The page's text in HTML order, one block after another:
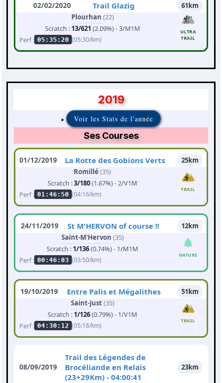
02/02/2020 Trail Glazig
61km
Plourhan (22)
Scratch : 13/621 (2.09%) - 3/M1M
Perf : 05:35:20 (05:30/km)
ULTRA
TRAIL
2019
Voir les Stats de l'année
Ses Courses
01/12/2019 La Rotte des Gobions Verts
25km
Romillé (35)
Scratch :3/180(1.67%) - 2/V1M
Perf : 01:46:50 (04:16/km)
TRAIL
24/11/2019 St M'HERVON of course !!
12km
Saint-M'Hervon (35)
Scratch : 1/136(0.74%) - 1/M1M
Perf : 00:46:03 (03:50/km)
NATURE
19/10/2019 Entre Palis et Mégalithes
51km
Saint-Just(35)
Scratch : 1/126(0.79%) - 1/V1M
Perf : 04:30:12 (05:18/km)
TRAIL
08/09/2019
Trail des Légendes de
Brocéliande en Relais
(23+29Km) - 04:00:41
23km